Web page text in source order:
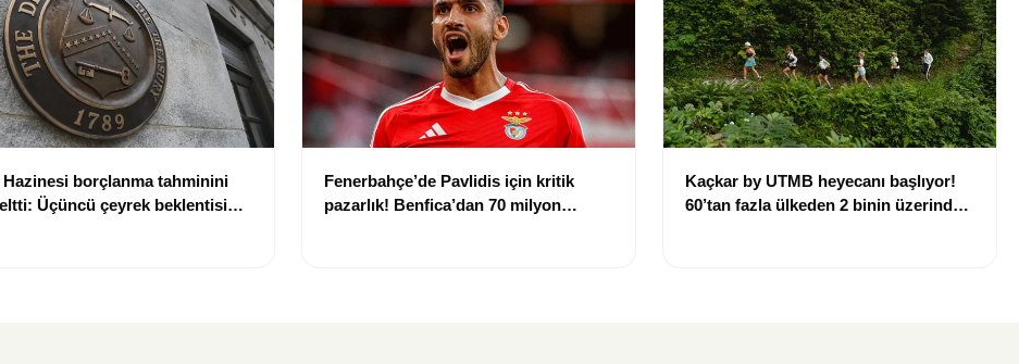
borçlanma tahminini
Üçüncü çeyrek beklentisi
Fenerbahçe’de Pavlidis için kritik
pazarlık! Benfica’dan 70 milyon
Kaçkar by UTMB heyecanı başlıyor!
60’tan fazla ülkeden 2 binin üzerinde